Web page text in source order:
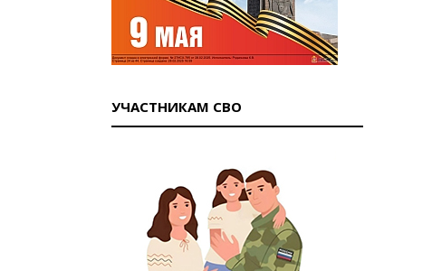
УЧАСТНИКАМ СВО